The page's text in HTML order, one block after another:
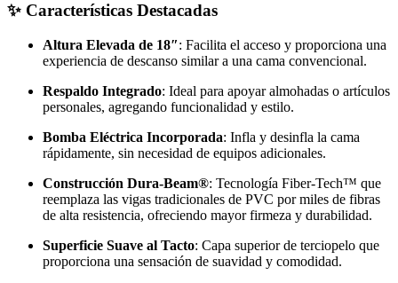
✨ Características Destacadas
Altura Elevada de 18″: Facilita el acceso y proporciona una
experiencia de descanso similar a una cama convencional.
Respaldo Integrado: Ideal para apoyar almohadas o artículos
personales, agregando funcionalidad y estilo.
Bomba Eléctrica Incorporada: Infla y desinfla la cama
rápidamente, sin necesidad de equipos adicionales.
Construcción Dura-Beam®: Tecnología Fiber-Tech™ que
reemplaza las vigas tradicionales de PVC por miles de fibras
de alta resistencia, ofreciendo mayor firmeza y durabilidad.
Superficie Suave al Tacto: Capa superior de terciopelo que
proporciona una sensación de suavidad y comodidad.